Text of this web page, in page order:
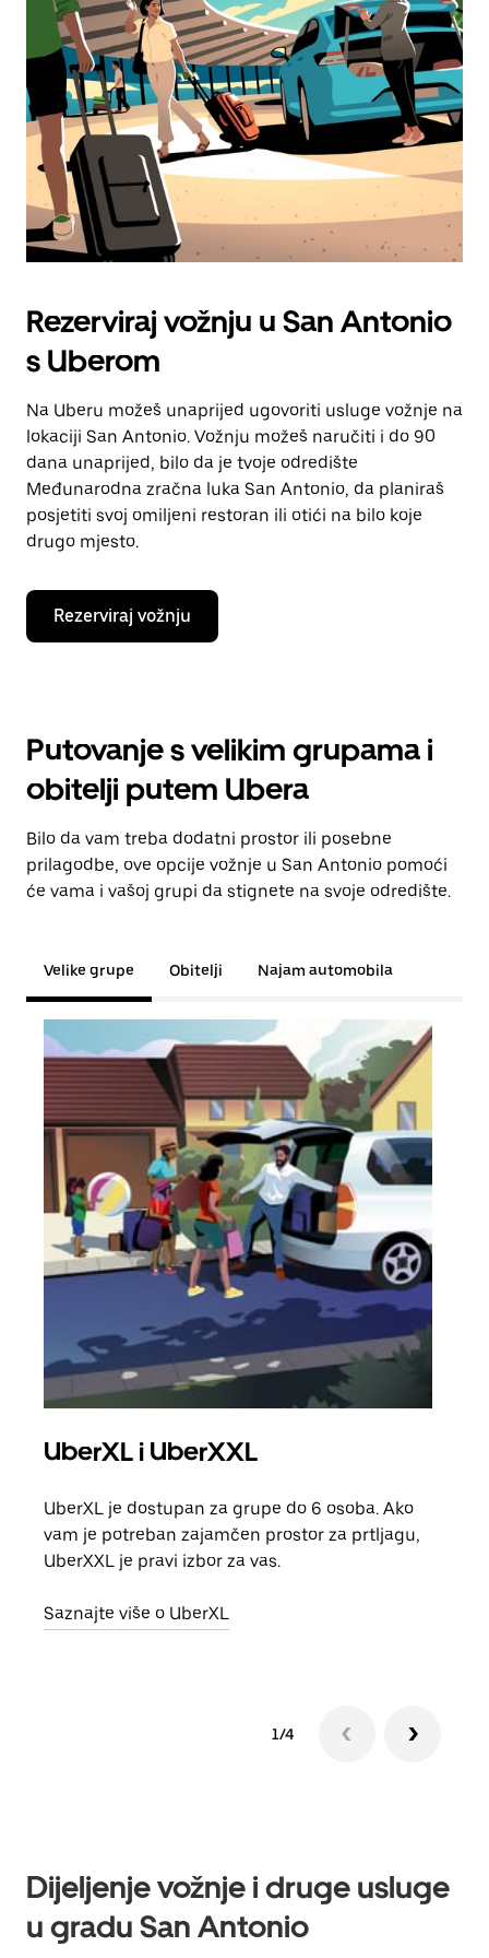
escape
zatvaranje
kalendara.
Rezerviraj vožnju u San Antonio
s Uberom
Na Uberu možeš unaprijed ugovoriti usluge vožnje na
lokaciji San Antonio. Vožnju možeš naručiti i do 90
dana unaprijed, bilo da je tvoje odredište
Međunarodna zračna luka San Antonio, da planiraš
posjetiti svoj omiljeni restoran ili otići na bilo koje
drugo mjesto.
Rezerviraj vožnju
Putovanje s velikim grupama i
obitelji putem Ubera
Bilo da vam treba dodatni prostor ili posebne
prilagodbe, ove opcije vožnje u San Antonio pomoći
će vama i vašoj grupi da stignete na svoje odredište.
Velike grupe Obitelji Najam automobila
UberXL i UberXXL
UberXL je dostupan za grupe do 6 osoba. Ako
vam je potreban zajamčen prostor za prtljagu,
UberXXL je pravi izbor za vas.
Saznajte više o UberXL
1/4
Dijeljenje vožnje i druge usluge
u gradu San Antonio